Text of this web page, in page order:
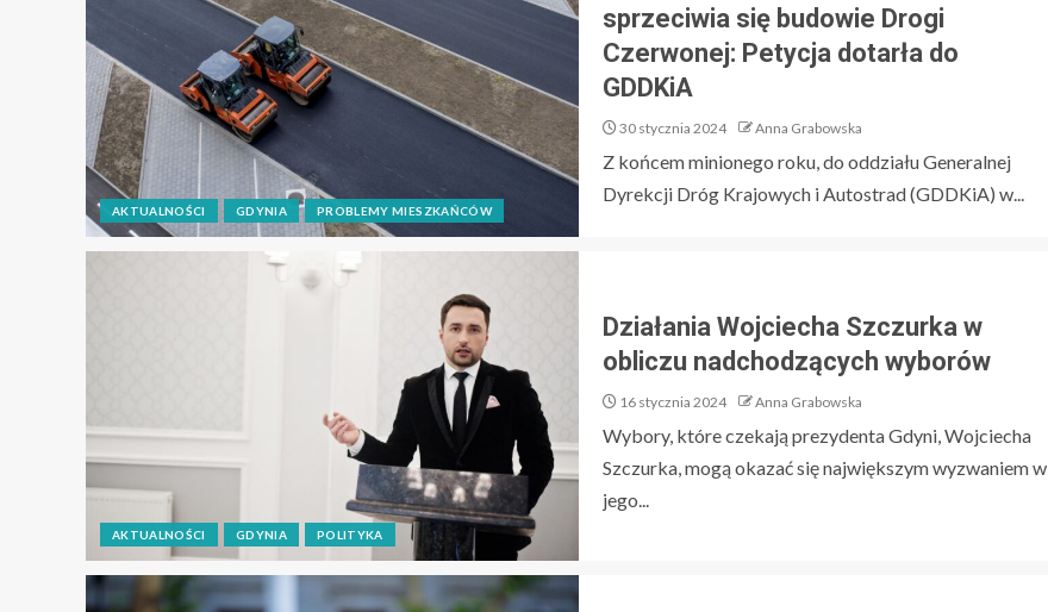
AKTUALNOŚCI GDYNIA PROBLEMY MIESZKAŃCÓW
sprzeciwia się budowie Drogi
Czerwonej: Petycja dotarła do
GDDKiA
30 stycznia 2024 Anna Grabowska
Z końcem minionego roku, do oddziału Generalnej
Dyrekcji Dróg Krajowych i Autostrad (GDDKiA) w...
AKTUALNOŚCI GDYNIA POLITYKA
Działania Wojciecha Szczurka w
obliczu nadchodzących wyborów
16 stycznia 2024 Anna Grabowska
Wybory, które czekają prezydenta Gdyni, Wojciecha
Szczurka, mogą okazać się największym wyzwaniem w
jego...